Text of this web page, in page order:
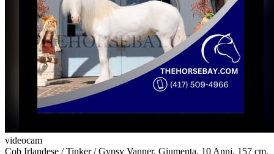
videocam
Cob Irlandese / Tinker / Gypsy Vanner, Giumenta, 10 Anni, 157 cm,